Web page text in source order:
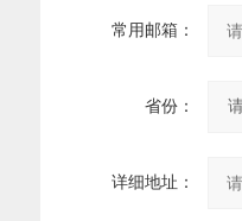
常用邮箱：
省份：
详细地址：